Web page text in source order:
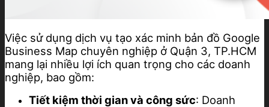
Việc sử dụng dịch vụ tạo xác minh bản đồ Google
Business Map chuyên nghiệp ở Quận 3, TP.HCM
mang lại nhiều lợi ích quan trọng cho các doanh
nghiệp, bao gồm:
Tiết kiệm thời gian và công sức: Doanh